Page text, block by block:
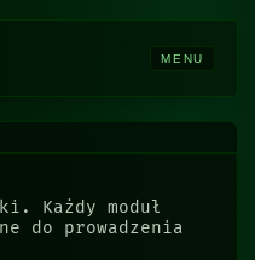
MENU
Każdy moduł
do prowadzenia